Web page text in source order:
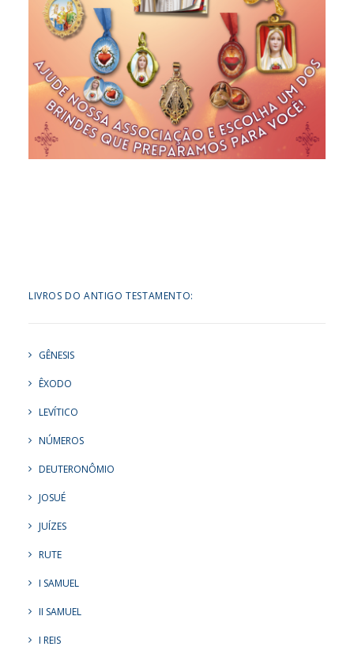
LIVROS DO ANTIGO TESTAMENTO:
GÊNESIS
ÊXODO
LEVÍTICO
NÚMEROS
DEUTERONÔMIO
JOSUÉ
JUÍZES
RUTE
I SAMUEL
II SAMUEL
I REIS